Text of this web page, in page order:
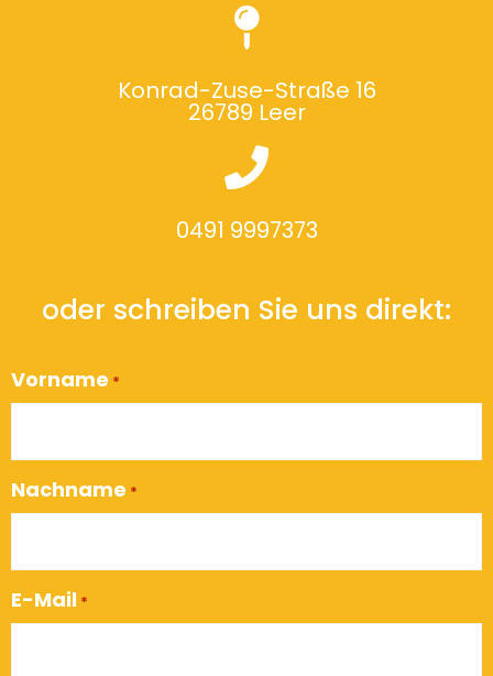
Konrad-Zuse-Straße 16
26789 Leer
0491 9997373
oder schreiben Sie uns direkt:
Vorname *
Nachname *
E-Mail *